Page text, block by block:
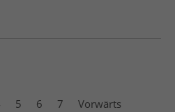
5 6 7
Vorwärts